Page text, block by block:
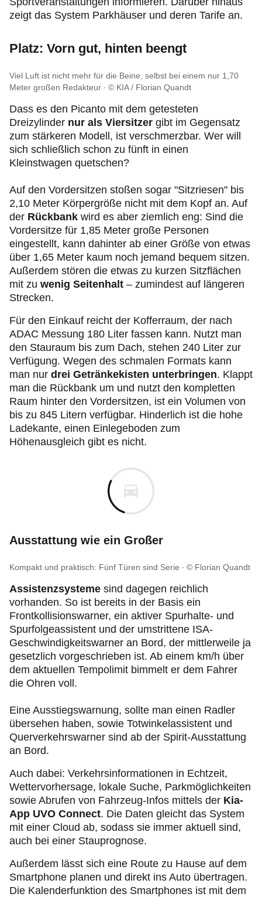
zeigt das System Parkhäuser und deren Tarife an.
Platz: Vorn gut, hinten beengt
Viel Luft ist nicht mehr für die Beine, selbst bei einem nur 1,70
Meter großen Redakteur
© KIA / Florian Quandt
Dass es den Picanto mit dem getesteten
Dreizylinder nur als Viersitzer gibt im Gegensatz
zum stärkeren Modell, ist verschmerzbar. Wer will
sich schließlich schon zu fünft in einen
Kleinstwagen quetschen?
Auf den Vordersitzen stoßen sogar "Sitzriesen" bis
2,10 Meter Körpergröße nicht mit dem Kopf an. Auf
der Rückbank wird es aber ziemlich eng: Sind die
Vordersitze für 1,85 Meter große Personen
eingestellt, kann dahinter ab einer Größe von etwas
über 1,65 Meter kaum noch jemand bequem sitzen.
Außerdem stören die etwas zu kurzen Sitzflächen
mit zu wenig Seitenhalt – zumindest auf längeren
Strecken.
Für den Einkauf reicht der Kofferraum, der nach
ADAC Messung 180 Liter fassen kann. Nutzt man
den Stauraum bis zum Dach, stehen 240 Liter zur
Verfügung. Wegen des schmalen Formats kann
man nur drei Getränkekisten unterbringen. Klappt
man die Rückbank um und nutzt den kompletten
Raum hinter den Vordersitzen, ist ein Volumen von
bis zu 845 Litern verfügbar. Hinderlich ist die hohe
Ladekante, einen Einlegeboden zum
Höhenausgleich gibt es nicht.
Ausstattung wie ein Großer
Kompakt und praktisch: Fünf Türen sind Serie © Florian Quandt
Assistenzsysteme sind dagegen reichlich
vorhanden. So ist bereits in der Basis ein
Frontkollisionswarner, ein aktiver Spurhalte- und
Spurfolgeassistent und der umstrittene ISA-
Geschwindigkeitswarner an Bord, der mittlerweile ja
gesetzlich vorgeschrieben ist. Ab einem km/h über
dem aktuellen Tempolimit bimmelt er dem Fahrer
die Ohren voll.
Eine Ausstiegswarnung, sollte man einen Radler
übersehen haben, sowie Totwinkelassistent und
Querverkehrswarner sind ab der Spirit-Ausstattung
an Bord.
Auch dabei: Verkehrsinformationen in Echtzeit,
Wettervorhersage, lokale Suche, Parkmöglichkeiten
sowie Abrufen von Fahrzeug-Infos mittels der Kia-
App UVO Connect. Die Daten gleicht das System
mit einer Cloud ab, sodass sie immer aktuell sind,
auch bei einer Stauprognose.
Außerdem lässt sich eine Route zu Hause auf dem
Smartphone planen und direkt ins Auto übertragen.
Die Kalenderfunktion des Smartphones ist mit dem